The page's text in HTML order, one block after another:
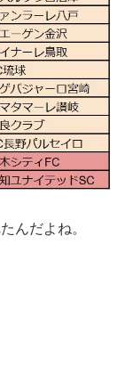
んだよね。